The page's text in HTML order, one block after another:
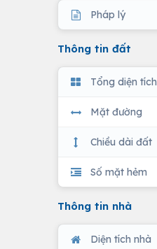
Pháp lý
Thông tin đất
Tổng diện tích
Mặt đường
Chiều dài đất
Số mặt hẻm
Thông tin nhà
Diện tích nhà